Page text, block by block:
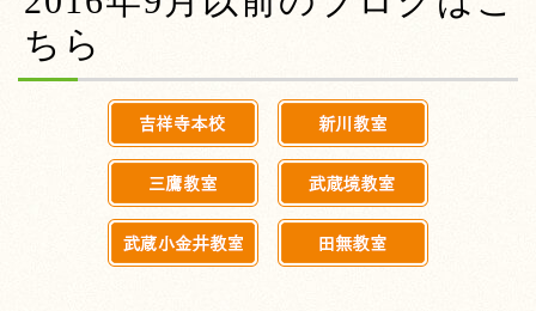
ちら